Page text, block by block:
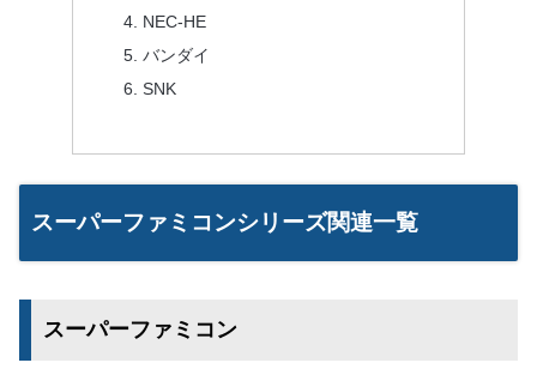
NEC-HE
バンダイ
SNK
スーパーファミコンシリーズ関連一覧
スーパーファミコン